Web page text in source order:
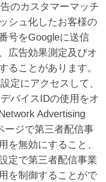
のカスタマーマッチ
シュ化したお客様の
号をGoogleに送信
広告効果測定及びオ
ることがあります。
定にアクセスして、
バイスIDの使用をオ
Advertising
ージで第三者配信事
を無効にすること、
定で第三者配信事業
を制御することがで